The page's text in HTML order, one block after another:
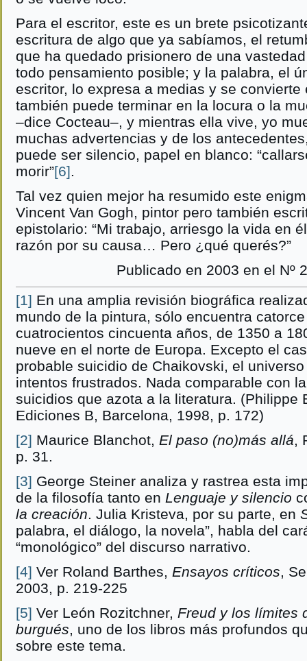
Para el escritor, este es un brete
escritura de algo que ya sabíamos, el
que ha quedado prisionero de una
todo pensamiento posible; y la palabra, el
escritor, lo expresa a medias y se
también puede terminar en la locura o la
–dice Cocteau–, y mientras ella vive, yo
muchas advertencias y de los
puede ser silencio, papel en blanco:
morir”[6].
Tal vez quien mejor ha resumido este
Vincent Van Gogh, pintor pero también
epistolario: “Mi trabajo, arriesgo la vida en
razón por su causa… Pero ¿qué querés?”
Publicado en 2003 en el Nº
[1] En una amplia revisión biográfica
mundo de la pintura, sólo encuentra
cuatrocientos cincuenta años, de 1350 a
nueve en el norte de Europa. Excepto el
probable suicidio de Chaikovski, el
intentos frustrados. Nada comparable con
suicidios que azota a la literatura. (Philippe
Ediciones B, Barcelona, 1998, p. 172)
[2] Maurice Blanchot, El paso (no)más allá
p. 31.
[3] George Steiner analiza y rastrea esta
de la filosofía tanto en Lenguaje y silencio
la creación . Julia Kristeva, por su parte, en
palabra, el diálogo, la novela”, habla del
“monológico” del discurso narrativo.
[4] Ver Roland Barthes, Ensayos críticos ,
2003, p. 219-225
[5] Ver León Rozitchner, Freud y los límites
burgués , uno de los libros más profundos
sobre este tema.